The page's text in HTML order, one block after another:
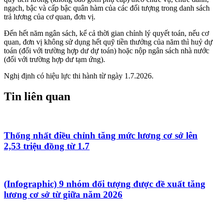
ngạch, bậc và cấp bậc quân hàm của các đối tượng trong danh sách
trả lương của cơ quan, đơn vị.
Đến hết năm ngân sách, kể cả thời gian chỉnh lý quyết toán, nếu cơ
quan, đơn vị không sử dụng hết quỹ tiền thưởng của năm thì huỷ dự
toán (đối với trường hợp dư dự toán) hoặc nộp ngân sách nhà nước
(đối với trường hợp dư tạm ứng).
Nghị định có hiệu lực thi hành từ ngày 1.7.2026.
Tin liên quan
Thống nhất điều chỉnh tăng mức lương cơ sở lên
2,53 triệu đồng từ 1.7
(Infographic) 9 nhóm đối tượng được đề xuất tăng
lương cơ sở từ giữa năm 2026